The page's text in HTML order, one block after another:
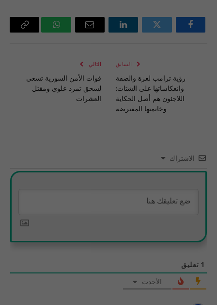
فيسبوك تويتر لينكدإن
البريد
واتساب Copy
السابق
رؤية ترامب لغزة والضفة
وانعكاساتها على الشتات:
اللاجئون هم أصل الحكاية
وخاتمتها المفترضة
التالي
قوات الأمن السورية تسعى
لسحق تمرد علوي ومقتل
العشرات
الاشتراك
1 تعليق
الأحدث